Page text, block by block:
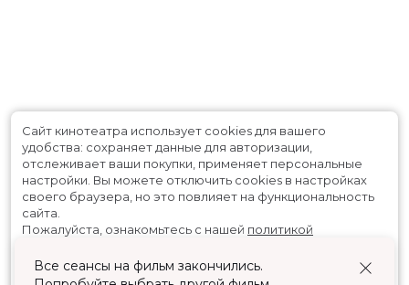
Все сеансы на фильм закончились.
Сайт кинотеатра использует cookies для вашего
удобства: сохраняет данные для авторизации,
отслеживает ваши покупки, применяет персональные
настройки. Вы можете отключить cookies в настройках
своего браузера, но это повлияет на функциональность
сайта.
Пожалуйста, ознакомьтесь с нашей политикой